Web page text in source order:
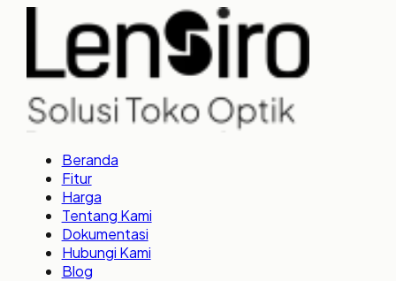
Beranda
Fitur
Harga
Tentang Kami
Dokumentasi
Hubungi Kami
Blog